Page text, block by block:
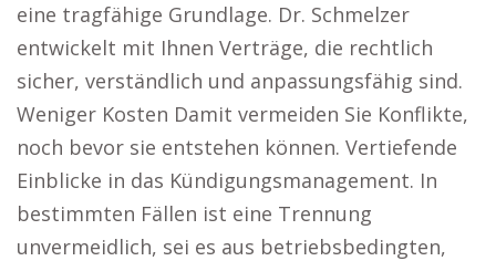
eine tragfähige Grundlage. Dr. Schmelzer
entwickelt mit Ihnen Verträge, die rechtlich
sicher, verständlich und anpassungsfähig sind.
Weniger Kosten Damit vermeiden Sie Konflikte,
noch bevor sie entstehen können. Vertiefende
Einblicke in das Kündigungsmanagement. In
bestimmten Fällen ist eine Trennung
unvermeidlich, sei es aus betriebsbedingten,